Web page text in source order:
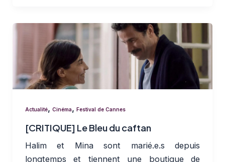
Actualité, Cinéma, Festival de Cannes
[CRITIQUE] Le Bleu du caftan
Halim et Mina sont marié.e.s depuis
longtemps et tiennent une boutique de